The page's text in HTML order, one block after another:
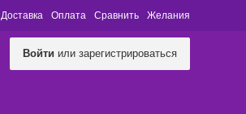
Доставка Оплата Сравнить Желания
Войти или зарегистрироваться